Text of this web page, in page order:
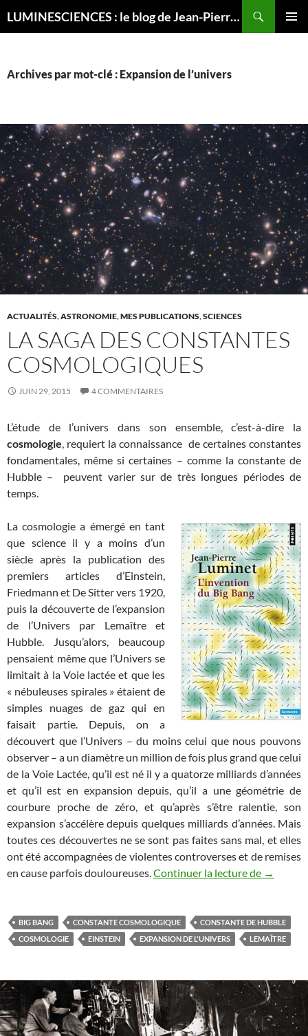
LUMINESCIENCES : le blog de Jean-Pierre LUMINET, astrophysicien
Archives par mot-clé : Expansion de l’univers
ACTUALITÉS,ASTRONOMIE,MES PUBLICATIONS,SCIENCES
LA SAGA DES CONSTANTES
COSMOLOGIQUES
JUIN 29, 2015 4 COMMENTAIRES
L’étude de l’univers dans son ensemble, c’est-à-dire la
cosmologie, requiert la connaissance de certaines constantes
fondamentales, même si certaines – comme la constante de
Hubble – peuvent varier sur de très longues périodes de
temps.
La cosmologie a émergé en tant
que science il y a moins d’un
siècle après la publication des
premiers articles d’Einstein,
Friedmann et De Sitter vers 1920,
puis la découverte de l’expansion
de l’Univers par Lemaître et
Hubble. Jusqu’alors, beaucoup
pensaient même que l’Univers se
limitait à la Voie lactée et que les
« nébuleuses spirales » étaient de
simples nuages de gaz qui en
faisait partie. Depuis, on a
découvert que l’Univers – du moins celui que nous pouvons
observer – a un diamètre un million de fois plus grand que celui
de la Voie Lactée, qu’il est né il y a quatorze milliards d’années
et qu’il est en expansion depuis, qu’il a une géométrie de
courbure proche de zéro, et qu’après s’être ralentie, son
expansion s’accélère depuis quelques milliards d’années. Mais
toutes ces découvertes ne se sont pas faites sans mal, et elles
ont été accompagnées de violentes controverses et de remises
en cause parfois douloureuses.Continuer la lecture de La saga
→
BIG BANG CONSTANTE COSMOLOGIQUE
CONSTANTE DE HUBBLE
COSMOLOGIE
EINSTEIN EXPANSION DE L'UNIVERS LEMAÎTRE